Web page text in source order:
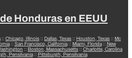
Honduras en EEUU
:: Chicago, Illinois :: Dallas, Texas :: Houston, Texas :: Mc
:: San Francisco, California:: Miami, Florida:: New
:: Boston, Massachusetts :: Charlotte, Carolina
Pensilvania:: Pittsburgh, Pensilvania